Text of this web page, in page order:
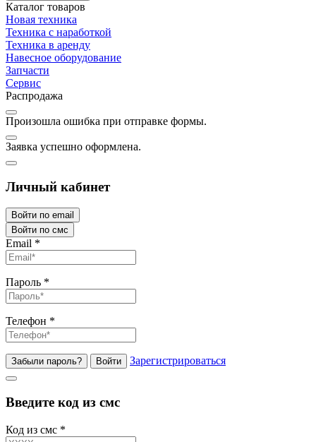
Каталог товаров
Новая техника
Техника с наработкой
Техника в аренду
Навесное оборудование
Запчасти
Сервис
Распродажа
Произошла ошибка при отправке формы.
Заявка успешно оформлена.
Личный кабинет
Войти по email
Войти по смс
Email *
Пароль *
Телефон *
Забыли пароль? Войти Зарегистрироваться
Введите код из смс
Код из смс *